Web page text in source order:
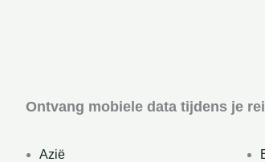
Ontvang mobiele data tijdens je
Azië